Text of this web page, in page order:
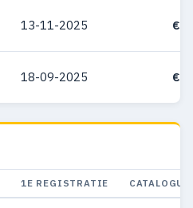
13-11-2025 €
18-09-2025 €
1E REGISTRATIE